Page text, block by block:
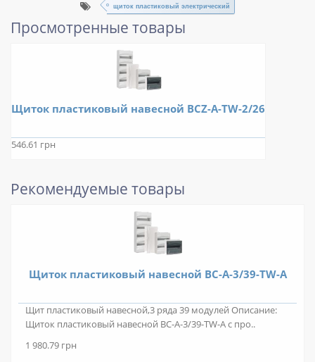
щиток пластиковый электрический
Просмотренные товары
Щиток пластиковый навесной BCZ-A-TW-2/26
546.61 грн
Рекомендуемые товары
Щиток пластиковый навесной BC-A-3/39-TW-A
Щит пластиковый навесной,3 ряда 39 модулей Описание:
Щиток пластиковый навесной BC-A-3/39-TW-A с про..
1 980.79 грн